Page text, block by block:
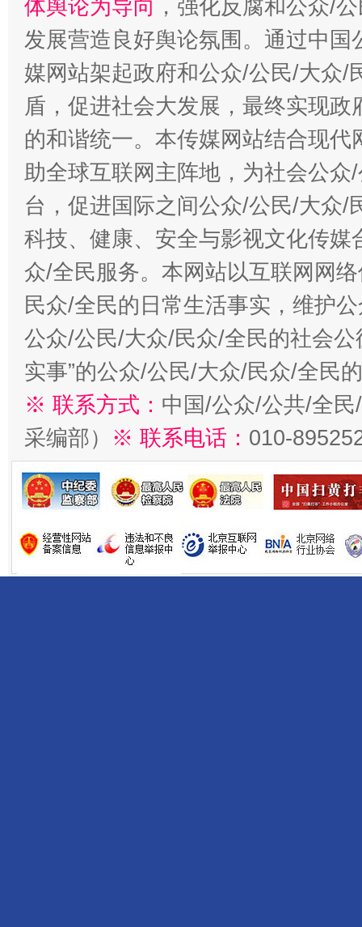
体舆论为导向 ，强化反腐和公众/
发展营造良好舆论氛围。通过中
媒网站架起政府和公众/公民/大众/
盾，促进社会大发展，最终实现
的和谐统一。本传媒网站结合现
助全球互联网主阵地，为社会公
台，促进国际之间公众/公民/大众/
科技、健康、安全与影视文化传
众/全民服务。本网站以互联网网
民众/全民的日常生活事实，维护
公众/公民/大众/民众/全民的社会公
实事”的公众/公民/大众/民众/全民
※ 联系方式： 中国/公众/公共/全
采编部） ※ 联系电话： 010-